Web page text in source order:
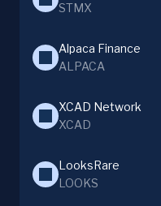
STMX
Alpaca Finance
ALPACA
XCAD Network
XCAD
LooksRare
LOOKS